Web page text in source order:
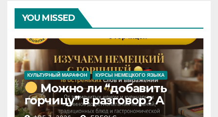
YOU MISSED
КУЛЬТУРНЫЙ МАРАФОН КУРСЫ НЕМЕЦКОГО ЯЗЫКА
Можно ли “добавить
горчицу” в разговор? А
сделать “длинную